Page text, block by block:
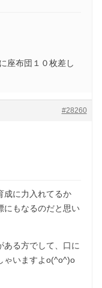
座布団１０枚差し
#28260
成に力入れてるか
にもなるのだと思い
る方でして、口に
ゃいますよo(^o^)o